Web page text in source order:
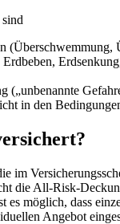
(Überschwemmung,
(„unbenannte
in den
im
die All-Risk-
es möglich, dass
Angebot